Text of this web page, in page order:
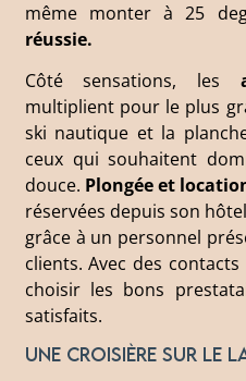
même monter à 25
réussie.
Côté sensations, les
multiplient pour le plus
ski nautique et la
ceux qui souhaitent
douce. Plongée et
réservées depuis son
grâce à un personnel
clients. Avec des
choisir les bons
satisfaits.
Une croisière sur le